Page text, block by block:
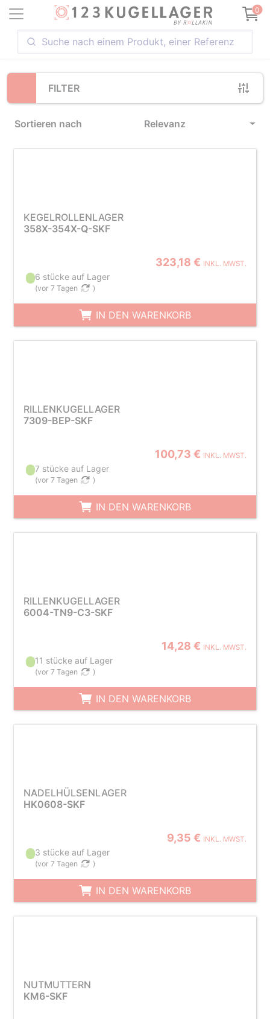
0
FILTER
Sortieren nach Relevanz
Loading...
KEGELROLLENLAGER
358X-354X-Q-SKF
323,18 € INKL. MWST.
6 stücke auf Lager
(vor 7 Tagen )
IN DEN WARENKORB
RILLENKUGELLAGER
7309-BEP-SKF
100,73 € INKL. MWST.
7 stücke auf Lager
(vor 7 Tagen )
IN DEN WARENKORB
RILLENKUGELLAGER
6004-TN9-C3-SKF
14,28 € INKL. MWST.
11 stücke auf Lager
(vor 7 Tagen )
IN DEN WARENKORB
NADELHÜLSENLAGER
HK0608-SKF
9,35 € INKL. MWST.
3 stücke auf Lager
(vor 7 Tagen )
IN DEN WARENKORB
NUTMUTTERN
KM6-SKF